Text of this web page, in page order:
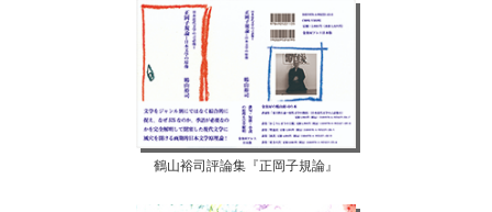
鶴山裕司評論集『正岡子規論』